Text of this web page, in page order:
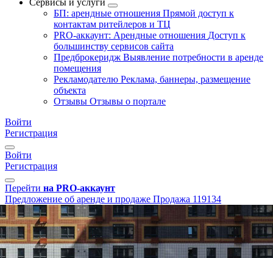
Сервисы и услуги
БП: арендные отношения Прямой доступ к
контактам ритейлеров и ТЦ
PRO-аккаунт: Арендные отношения Доступ к
большинству сервисов сайта
Предброкеридж Выявление потребности в аренде
помещения
Рекламодателю Реклама, баннеры, размещение
объекта
Отзывы Отзывы о портале
Войти
Регистрация
Войти
Регистрация
Перейти на PRO-аккаунт
Предложение об аренде и продаже Продажа 119134